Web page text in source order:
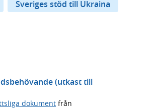
Sveriges stöd till Ukraina
(utkast till
dokument från